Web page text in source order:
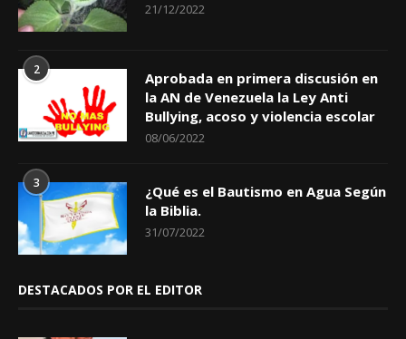
21/12/2022
2
Aprobada en primera discusión en
la AN de Venezuela la Ley Anti
Bullying, acoso y violencia escolar
08/06/2022
3
¿Qué es el Bautismo en Agua Según
la Biblia.
31/07/2022
DESTACADOS POR EL EDITOR